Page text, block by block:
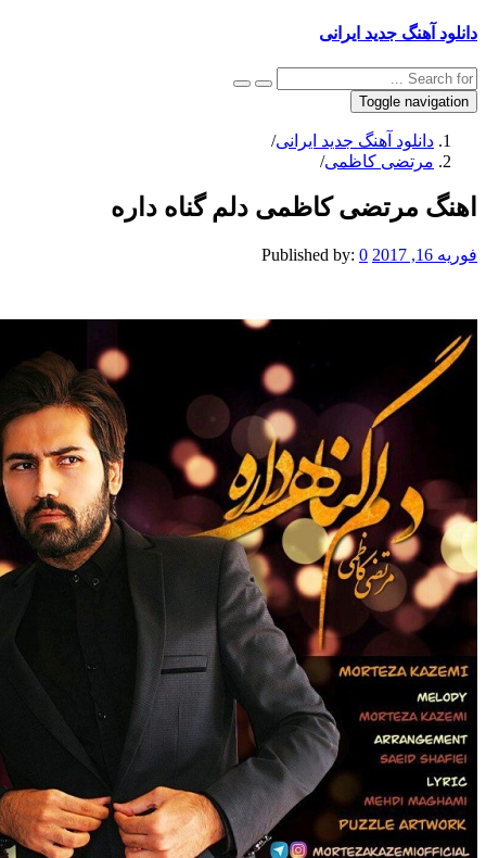
جدید ایرانی
Toggle
آهنگ جدید ایرانی/
کاظمی
کاظمی دلم گناه داره
Published by:0